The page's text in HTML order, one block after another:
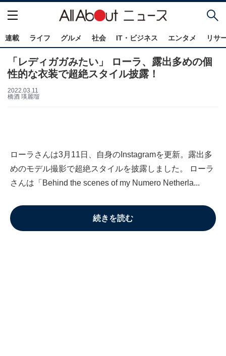
連載 ライフ グルメ 社会 IT・ビジネス エンタメ リサ
「レディガガみたい」 ローラ、露出多めの個
性的な衣装で超絶スタイル披露！
2022.03.11
橋酒 瑛麗瑠
ローラさんは3月11日、自身のInstagramを更新。露出多
めのモデル撮影で超絶スタイルを披露しました。 ローラ
さんは「Behind the scenes of my Numero Netherla...
続きを読む